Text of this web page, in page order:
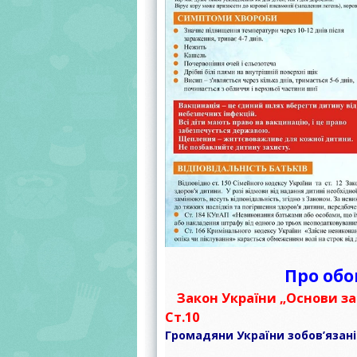
УМОВАХ
ЧАСУ
Про
Закон України „Основи
Ст.10
Громадяни України